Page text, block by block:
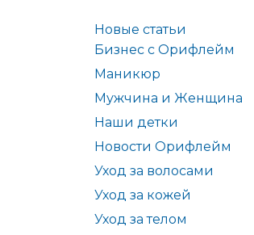
Новые статьи
Бизнес с Орифлейм
Маникюр
Мужчина и Женщина
Наши детки
Новости Орифлейм
Уход за волосами
Уход за кожей
Уход за телом